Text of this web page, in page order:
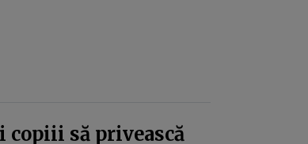
să privească